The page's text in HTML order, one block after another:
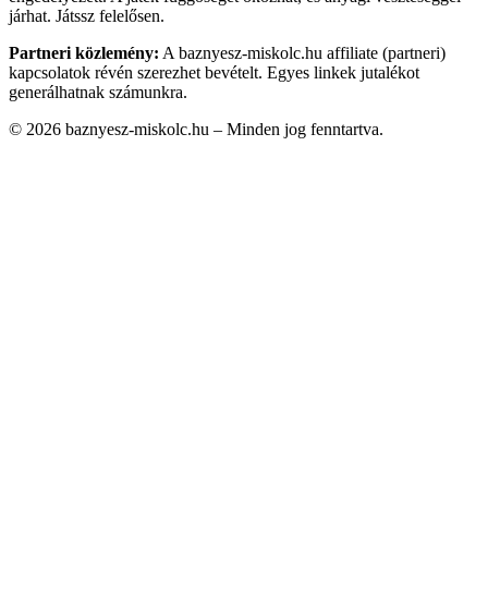
járhat. Játssz felelősen.
Partneri közlemény: A baznyesz-miskolc.hu affiliate (partneri)
kapcsolatok révén szerezhet bevételt. Egyes linkek jutalékot
generálhatnak számunkra.
© 2026 baznyesz-miskolc.hu – Minden jog fenntartva.